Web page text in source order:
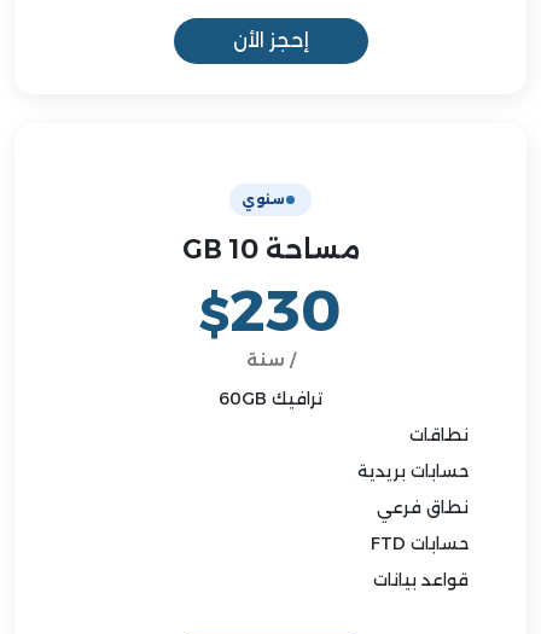
إحجز الأن
سنوي
مساحة 10 GB
$230
/ سنة
ترافيك 60GB
نطاقات
حسابات بريدية
نطاق فرعي
حسابات FTD
قواعد بيانات